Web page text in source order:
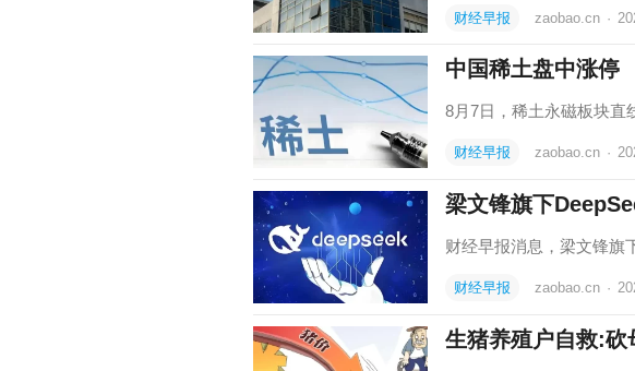
财经早报 zaobao.cn ·
中国稀土盘中涨停
8月7日，稀土永磁板块
财经早报 zaobao.cn ·
梁文锋旗下
财经早报消息，梁文锋旗
财经早报 zaobao.cn ·
生猪养殖户自救:砍